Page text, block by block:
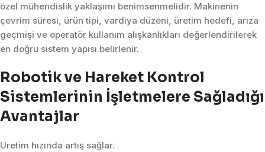
özel mühendislik yaklaşımı benimsenmelidir. Makinenin
çevrim süresi, ürün tipi, vardiya düzeni, üretim hedefi, arıza
geçmişi ve operatör kullanım alışkanlıkları değerlendirilerek
en doğru sistem yapısı belirlenir.
Robotik ve Hareket Kontrol
Sistemlerinin İşletmelere Sağladığı
Avantajlar
Üretim hızında artış sağlar.